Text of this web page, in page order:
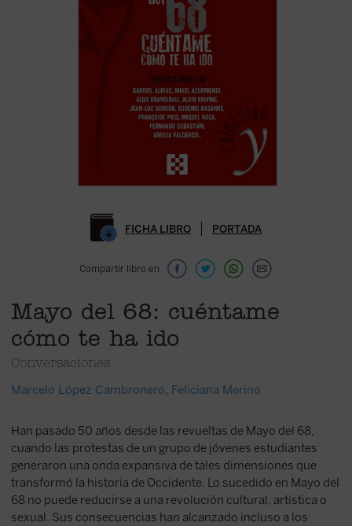
FICHA LIBRO PORTADA
Compartir libro en
Mayo del 68: cuéntame
cómo te ha ido
Conversaciones
Marcelo López Cambronero, Feliciana Merino
Han pasado 50 años desde las revueltas de Mayo del 68,
cuando las protestas de un grupo de jóvenes estudiantes
generaron una onda expansiva de tales dimensiones que
transformó la historia de Occidente. Lo sucedido en Mayo del
68 no puede reducirse a una revolución cultural, artística o
sexual. Sus consecuencias han alcanzado incluso a los